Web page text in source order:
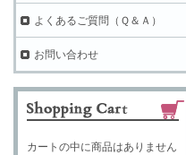
よくあるご質問（Ｑ＆Ａ）
お問い合わせ
カートの中に商品はありません